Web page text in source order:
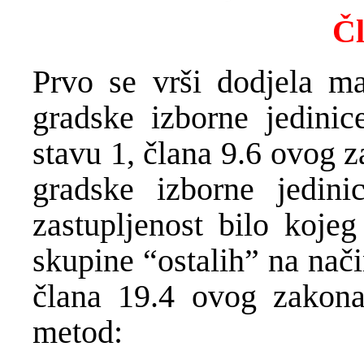
Prvo se vrši dodjela
gradske izborne
stavu 1, člana 9.6 ovog
gradske izborne
zastupljenost bilo
skupine “ostalih” na
člana 19.4 ovog
metod: